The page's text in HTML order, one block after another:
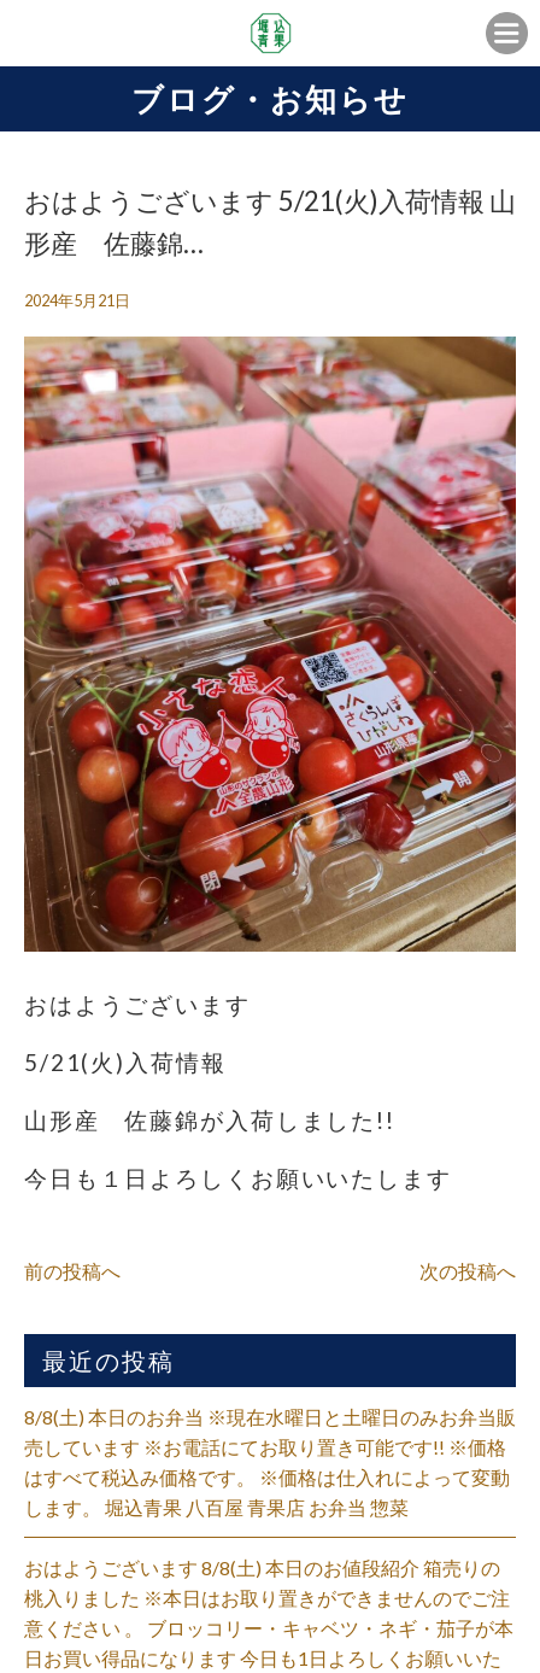
ブログ・お知らせ
おはようございます️ 5/21(火)入荷情報 山
形産 佐藤錦…
2024年5月21日
おはようございます️
5/21(火)入荷情報
山形産 佐藤錦が入荷しました!!
今日も１日よろしくお願いいたします
前の投稿へ 次の投稿へ
最近の投稿
8/8(土) 本日のお弁当 ※現在水曜日と土曜日のみお弁当販
売しています ※お電話にてお取り置き可能です!! ※価格
はすべて税込み価格です。 ※価格は仕入れによって変動
します。 堀込青果 八百屋 青果店 お弁当 惣菜
おはようございます 8/8(土) 本日のお値段紹介 箱売りの
桃入りました ※本日はお取り置きができませんのでご注
意ください 。 ブロッコリー・キャベツ・ネギ・茄子が本
日お買い得品になります 今日も1日よろしくお願いいた